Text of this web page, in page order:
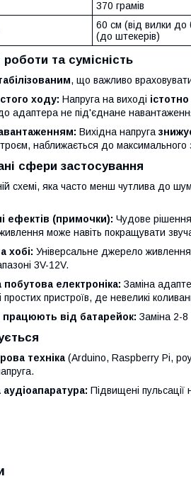
370 грамів
60 см (від вилки до
(до штекерів)
та сумісність
, що важливо
ходу: Напруга на виході
адаптера не під'єднане
Вихідна напруга
наближається до максимального
сфери застосування
схемі, яка часто менш чутлива до
ефектів (примочки): Чудове
може навіть покращувати
хобі: Універсальне джерело
3V-12V.
електроніка: Заміна
простих пристроїв, де невеликі
від батарейок: Заміна 2-8
техніка (Arduino, Raspberry Pi,
аудіоапаратура: Підвищені